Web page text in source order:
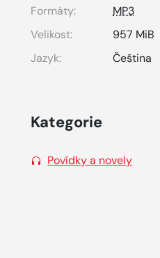
Formáty:
MP3
Velikost:
957 MiB
Jazyk:
Čeština
Kategorie
Povídky a novely